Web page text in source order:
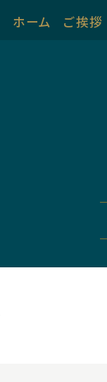
ホーム ご挨拶